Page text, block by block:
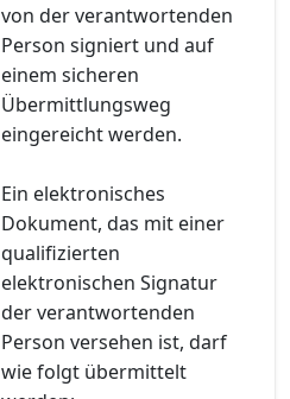
von der verantwortenden
Person signiert und auf
einem sicheren
Übermittlungsweg
eingereicht werden.
Ein elektronisches
Dokument, das mit einer
qualifizierten
elektronischen Signatur
der verantwortenden
Person versehen ist, darf
wie folgt übermittelt